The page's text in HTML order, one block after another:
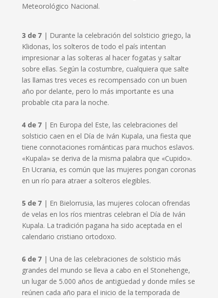
Meteorológico Nacional.
3 de 7| Durante la celebración del solsticio griego, la
Klidonas, los solteros de todo el país intentan
impresionar a las solteras al hacer fogatas y saltar
sobre ellas. Según la costumbre, cualquiera que salte
las llamas tres veces es recompensado con un buen
año por delante, pero lo más importante es una
probable cita para la noche.
4 de 7| En Europa del Este, las celebraciones del
solsticio caen en el Día de Iván Kupala, una fiesta que
tiene connotaciones románticas para muchos eslavos.
«Kupala» se deriva de la misma palabra que «Cupido».
En Ucrania, es común que las mujeres pongan coronas
en un río para atraer a solteros elegibles.
5 de 7| En Bielorrusia, las mujeres colocan ofrendas
de velas en los ríos mientras celebran el Día de Iván
Kupala. La tradición pagana ha sido aceptada en el
calendario cristiano ortodoxo.
6 de 7| Una de las celebraciones de solsticio más
grandes del mundo se lleva a cabo en el Stonehenge,
un lugar de 5.000 años de antigüedad y donde miles se
reúnen cada año para el inicio de la temporada de